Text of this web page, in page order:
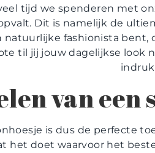
tijd we spenderen met
Dit is namelijk de
natuurlijke fashionista
til jij jouw dagelijkse look
van
is dus de perfecte
het doet waarvoor het